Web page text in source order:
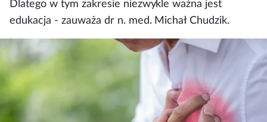
Dlatego w tym zakresie niezwykle ważna jest
edukacja - zauważa dr n. med. Michał Chudzik.